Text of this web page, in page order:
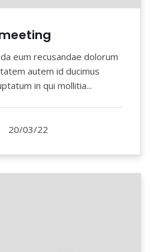
eum recusandae dolorum
autem id ducimus
in qui mollitia...
20/03/22